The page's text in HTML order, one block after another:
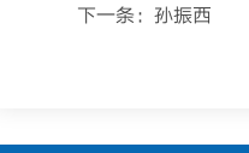
下一条： 孙振西